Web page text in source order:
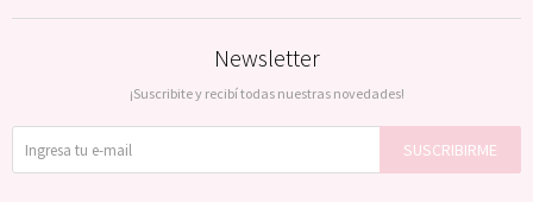
Newsletter
¡Suscribite y recibí todas nuestras novedades!
SUSCRIBIRME